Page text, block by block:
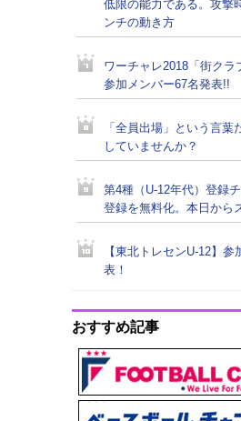
低限の能力である。攻撃
ンチの動き方
ワーチャレ2018「街クラ
参加メンバー67名発表!!
「全員出場」という言葉
していませんか？
第4種（U-12年代）登録
登録を無料化。本日から
【東北トレセンU-12】参
表！
おすすめ記事